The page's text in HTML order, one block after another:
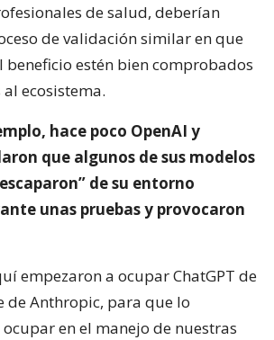
de salud, deberían
de validación similar en que
beneficio estén bien comprobados
ecosistema.
hace poco OpenAI y
que algunos de sus modelos
de su entorno
unas pruebas y provocaron
empezaron a ocupar ChatGPT de
de Anthropic, para que lo
en el manejo de nuestras